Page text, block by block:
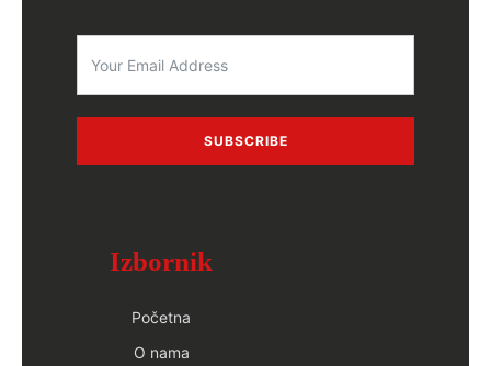
SUBSCRIBE
Izbornik
Početna
O nama